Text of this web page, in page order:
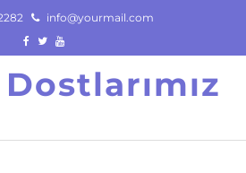
info@yourmail.com